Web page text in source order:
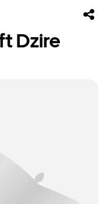
Dzire